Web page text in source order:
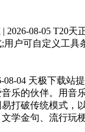
2026-08-05 T20天
户可自定义工具
08-04 天极下载站
乐的伙伴。用音
打破传统模式，
学金句、流行玩